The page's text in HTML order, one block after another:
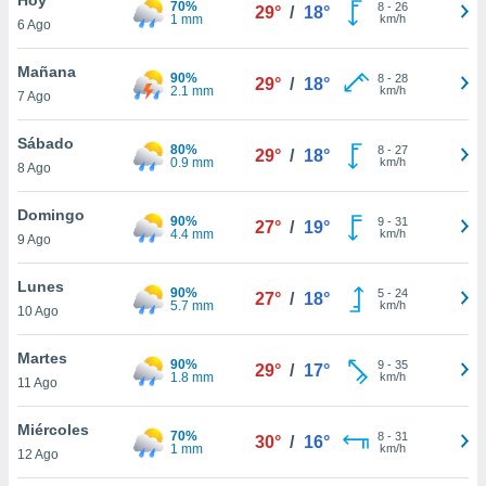
y
en
más
de
6 Ago
70%
1 mm
29° / 18° 8- 26
km/h
Mañana
7 Ago
90%
2.1 mm
29° / 18° 8- 28
km/h
Sábado
8 Ago
80%
0.9 mm
29° / 18° 8- 27
km/h
Domingo
9 Ago
90%
4.4 mm
27° / 19° 9- 31
km/h
Lunes
10 Ago
90%
5.7 mm
27° / 18° 5- 24
km/h
Martes
11 Ago
90%
1.8 mm
29° / 17° 9- 35
km/h
Miércoles
12 Ago
70%
1 mm
30° / 16° 8- 31
km/h